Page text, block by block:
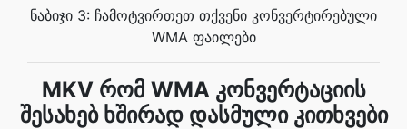
ნაბიჯი 3: ჩამოტვირთეთ თქვენი კონვერტირებული
WMA ფაილები
MKV რომ WMA კონვერტაციის
შესახებ ხშირად დასმული კითხვები